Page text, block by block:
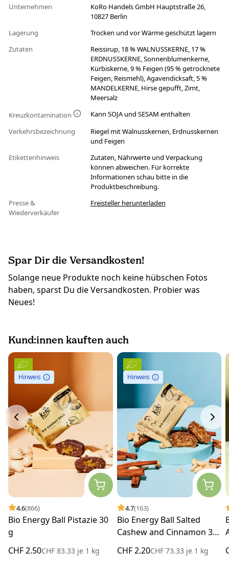
Unternehmen
KoRo Handels GmbH Hauptstraße 26,
10827 Berlin
Lagerung
Trocken und vor Wärme geschützt lagern
Zutaten
Reissirup, 18 % WALNUSSKERNE, 17 %
ERDNUSSKERNE, Sonnenblumenkerne,
Kürbiskerne, 9 % Feigen (95 % getrocknete
Feigen, Reismehl), Agavendicksaft, 5 %
MANDELKERNE, Hirse gepufft, Zimt,
Meersalz
Kreuzkontamination
Kann SOJA und SESAM enthalten
Verkehrsbezeichnung
Riegel mit Walnusskernen, Erdnusskernen
und Feigen
Etikettenhinweis
Zutaten, Nährwerte und Verpackung
können abweichen. Für korrekte
Informationen schau bitte in die
Produktbeschreibung.
Presse &
Wiederverkäufer
Freisteller herunterladen
Spar Dir die Versandkosten!
Solange neue Produkte noch keine hübschen Fotos
haben, sparst Du die Versandkosten. Probier was
Neues!
Kund:innen kauften auch
Hinweis
4.6(866)
Bio Energy Ball Pistazie 30
g
CHF 2.50CHF 83.33 je 1 kg
Hinweis
4.7(163)
Bio Energy Ball Salted
Cashew and Cinnamon 30
CHF 2.20CHF 73.33 je1 kg